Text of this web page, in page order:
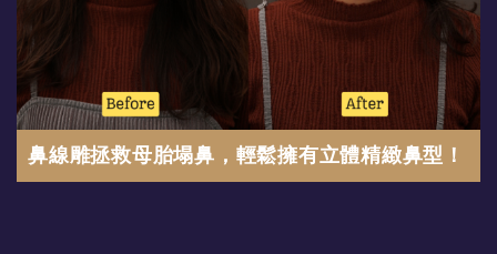
鼻線雕拯救母胎塌鼻，輕鬆擁有立體精緻鼻型！